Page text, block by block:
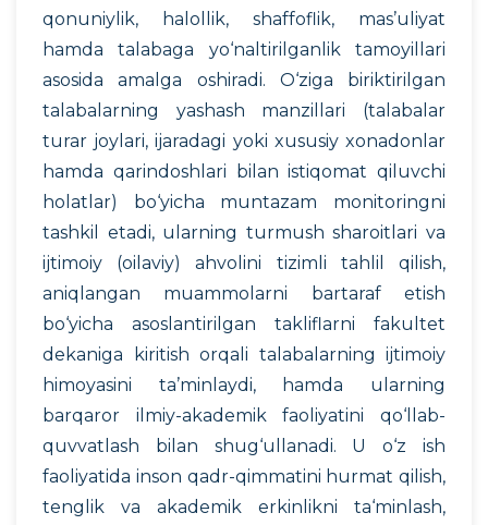
qonuniylik, halollik, shaffoflik, mas’uliyat
hamda talabaga yo‘naltirilganlik tamoyillari
asosida amalga oshiradi. O‘ziga biriktirilgan
talabalarning yashash manzillari (talabalar
turar joylari, ijaradagi yoki xususiy xonadonlar
hamda qarindoshlari bilan istiqomat qiluvchi
holatlar) bo‘yicha muntazam monitoringni
tashkil etadi, ularning turmush sharoitlari va
ijtimoiy (oilaviy) ahvolini tizimli tahlil qilish,
aniqlangan muammolarni bartaraf etish
bo‘yicha asoslantirilgan takliflarni fakultet
dekaniga kiritish orqali talabalarning ijtimoiy
himoyasini ta’minlaydi, hamda ularning
barqaror ilmiy-akademik faoliyatini qo‘llab-
quvvatlash bilan shug‘ullanadi. U o‘z ish
faoliyatida inson qadr-qimmatini hurmat qilish,
tenglik va akademik erkinlikni ta‘minlash,